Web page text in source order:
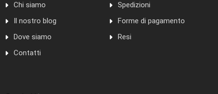
Chi siamo
Il nostro blog
Dove siamo
Contatti
Spedizioni
Forme di pagamento
Resi